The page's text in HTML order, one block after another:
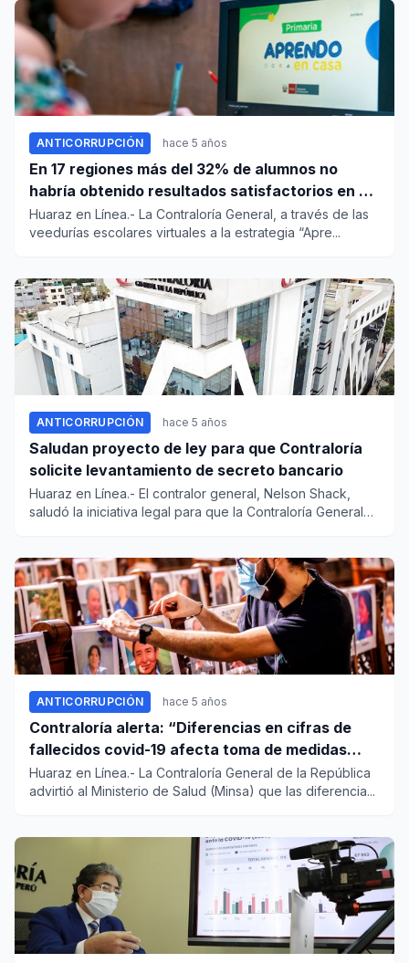
ANTICORRUPCIÓN hace 5 años
En 17 regiones más del 32% de alumnos no
habría obtenido resultados satisfactorios en el
2020
Huaraz en Línea.- La Contraloría General, a través de las
veedurías escolares virtuales a la estrategia “Apre...
ANTICORRUPCIÓN hace 5 años
Saludan proyecto de ley para que Contraloría
solicite levantamiento de secreto bancario
Huaraz en Línea.- El contralor general, Nelson Shack,
saludó la iniciativa legal para que la Contraloría General
ANTICORRUPCIÓN hace 5 años
Contraloría alerta: “Diferencias en cifras de
fallecidos covid-19 afecta toma de medidas
contra la pandemia”
Huaraz en Línea.- La Contraloría General de la República
advirtió al Ministerio de Salud (Minsa) que las diferencia...